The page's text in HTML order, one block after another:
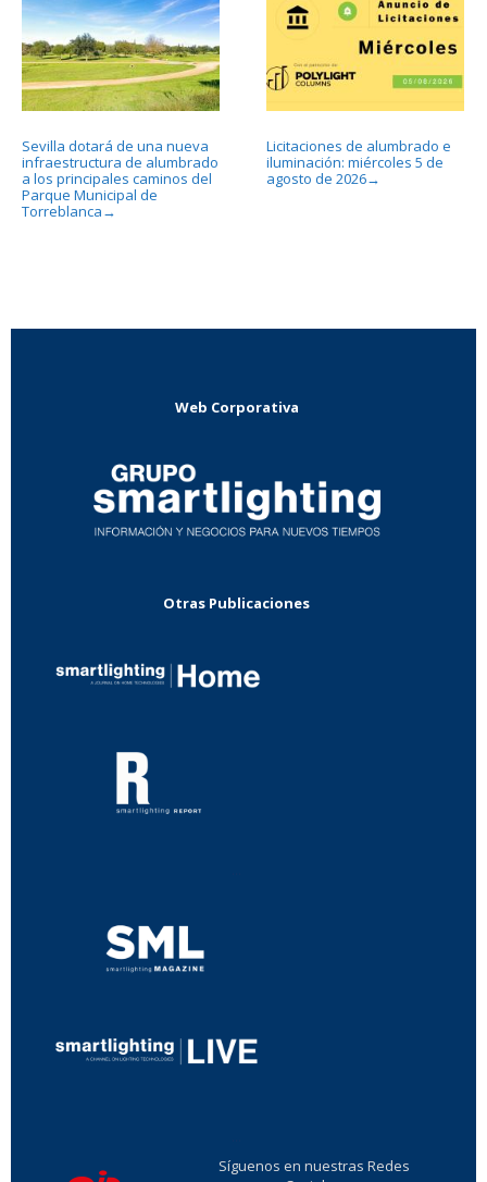
Sevilla dotará de una nueva
infraestructura de alumbrado
a los principales caminos del
Parque Municipal de
Torreblanca →
Licitaciones de alumbrado e
iluminación: miércoles 5 de
agosto de 2026→
Web Corporativa
Otras Publicaciones
Síguenos en nuestras Redes